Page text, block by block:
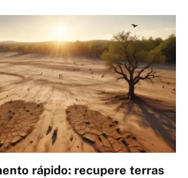
rápido: recupere terras